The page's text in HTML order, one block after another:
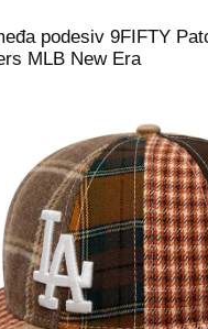
podesiv 9FIFTY
MLB New Era